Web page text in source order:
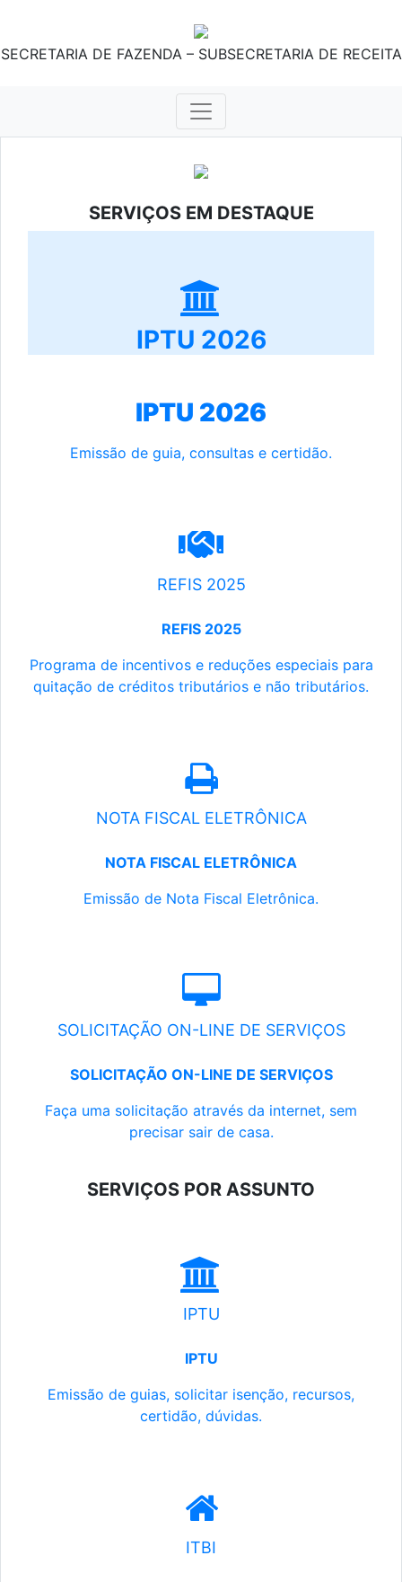
SECRETARIA DE FAZENDA – SUBSECRETARIA DE RECEITA
SERVIÇOS EM DESTAQUE
IPTU 2026
IPTU 2026
Emissão de guia, consultas e certidão.
REFIS 2025
REFIS 2025
Programa de incentivos e reduções especiais para
quitação de créditos tributários e não tributários.
NOTA FISCAL ELETRÔNICA
NOTA FISCAL ELETRÔNICA
Emissão de Nota Fiscal Eletrônica.
SOLICITAÇÃO ON-LINE DE SERVIÇOS
SOLICITAÇÃO ON-LINE DE SERVIÇOS
Faça uma solicitação através da internet, sem
precisar sair de casa.
SERVIÇOS POR ASSUNTO
IPTU
IPTU
Emissão de guias, solicitar isenção, recursos,
certidão, dúvidas.
ITBI